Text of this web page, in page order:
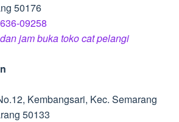
50176
09258
jam buka toko cat pelangi
Kembangsari, Kec. Semarang
50133